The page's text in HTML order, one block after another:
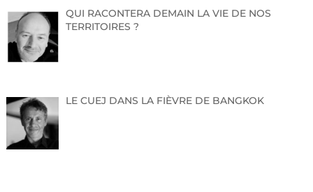
participants.
Cordialement,
QUI RACONTERA DEMAIN LA VIE DE NOS
TERRITOIRES ?
LE CUEJ DANS LA FIÈVRE DE BANGKOK